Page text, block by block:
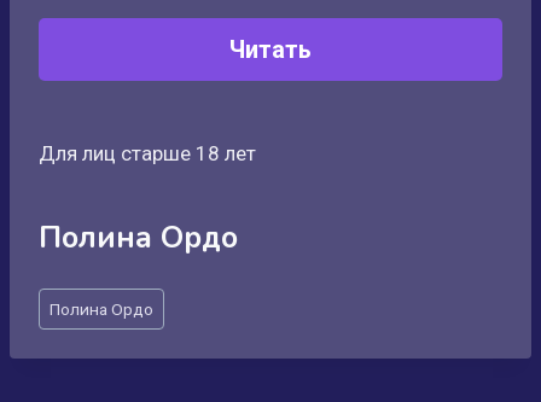
Читать
Для лиц старше 18 лет
Полина Ордо
Метки
записи:
Полина Ордо